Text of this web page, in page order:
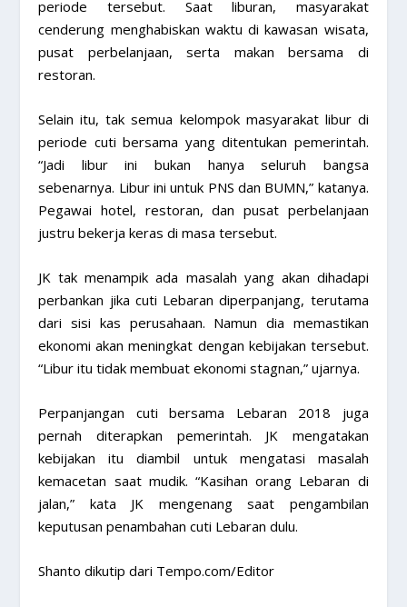
periode tersebut. Saat liburan, masyarakat
cenderung menghabiskan waktu di kawasan wisata,
pusat perbelanjaan, serta makan bersama di
restoran.
Selain itu, tak semua kelompok masyarakat libur di
periode cuti bersama yang ditentukan pemerintah.
“Jadi libur ini bukan hanya seluruh bangsa
sebenarnya. Libur ini untuk PNS dan BUMN,” katanya.
Pegawai hotel, restoran, dan pusat perbelanjaan
justru bekerja keras di masa tersebut.
JK tak menampik ada masalah yang akan dihadapi
perbankan jika cuti Lebaran diperpanjang, terutama
dari sisi kas perusahaan. Namun dia memastikan
ekonomi akan meningkat dengan kebijakan tersebut.
“Libur itu tidak membuat ekonomi stagnan,” ujarnya.
Perpanjangan cuti bersama Lebaran 2018 juga
pernah diterapkan pemerintah. JK mengatakan
kebijakan itu diambil untuk mengatasi masalah
kemacetan saat mudik. “Kasihan orang Lebaran di
jalan,” kata JK mengenang saat pengambilan
keputusan penambahan cuti Lebaran dulu.
Shanto dikutip dari Tempo.com/Editor